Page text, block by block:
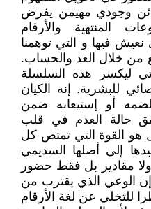
وجودي مهيمن يفرض
المنتهية والأرقام
فيها و التي توهمنا
من خلال العد والحساب.
ليكسر هذه السلسلة
للبشرية. إنه الكيان
أو إستيعابه ضمن
حالة العدم في قلب
هو القوة التي تمتص كل
إلى أصلها السديمي
مقادير بل فقط حضور
الوعي الذي يقترب من
للتخلي عن لغة الأرقام